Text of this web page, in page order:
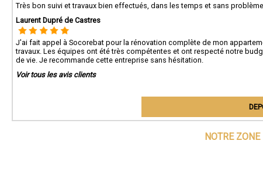
Très bon suivi et travaux bien effectués, dans les temps et sans
Laurent Dupré de Castres
J'ai fait appel à Socorebat pour la rénovation complète de mon
travaux. Les équipes ont été très compétentes et ont respecté notre
de vie. Je recommande cette entreprise sans hésitation.
Voir tous les avis clients
NOTRE